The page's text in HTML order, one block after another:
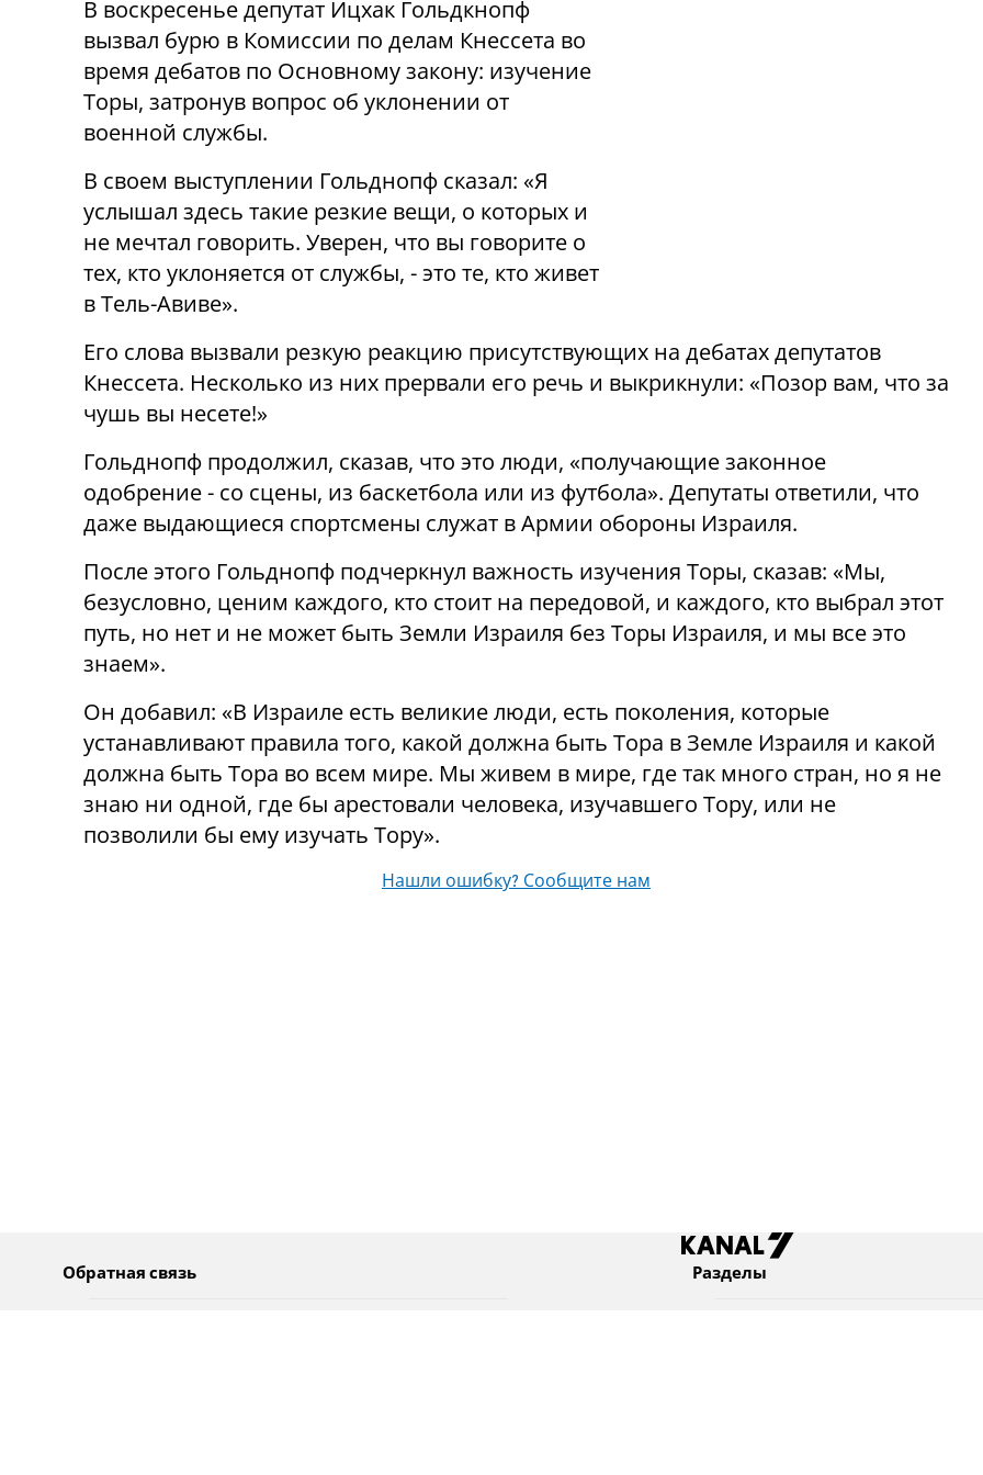
В воскресенье депутат Ицхак Гольдкнопф
вызвал бурю в Комиссии по делам Кнессета во
время дебатов по Основному закону: изучение
Торы, затронув вопрос об уклонении от
военной службы.
В своем выступлении Гольднопф сказал: «Я
услышал здесь такие резкие вещи, о которых и
не мечтал говорить. Уверен, что вы говорите о
тех, кто уклоняется от службы, - это те, кто живет
в Тель-Авиве».
Его слова вызвали резкую реакцию присутствующих на дебатах депутатов
Кнессета. Несколько из них прервали его речь и выкрикнули: «Позор вам, что за
чушь вы несете!»
Гольднопф продолжил, сказав, что это люди, «получающие законное
одобрение - со сцены, из баскетбола или из футбола». Депутаты ответили, что
даже выдающиеся спортсмены служат в Армии обороны Израиля.
После этого Гольднопф подчеркнул важность изучения Торы, сказав: «Мы,
безусловно, ценим каждого, кто стоит на передовой, и каждого, кто выбрал этот
путь, но нет и не может быть Земли Израиля без Торы Израиля, и мы все это
знаем».
Он добавил: «В Израиле есть великие люди, есть поколения, которые
устанавливают правила того, какой должна быть Тора в Земле Израиля и какой
должна быть Тора во всем мире. Мы живем в мире, где так много стран, но я не
знаю ни одной, где бы арестовали человека, изучавшего Тору, или не
позволили бы ему изучать Тору».
Нашли ошибку? Сообщите нам
Обратная связь Разделы